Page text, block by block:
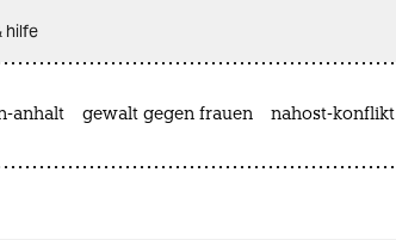
hilfe
anhalt gewalt gegen frauen nahost-konflikt